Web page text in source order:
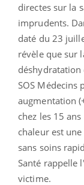
directes sur la
imprudents.
daté du 23
révèle que sur
déshydratation
SOS Médecins
augmentation
chez les 15
chaleur est
sans soins
Santé rappelle
victime.